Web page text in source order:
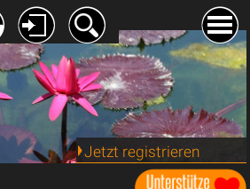
Jetzt registrieren